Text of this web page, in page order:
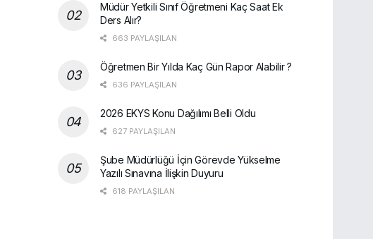
Müdür Yetkili Sınıf Öğretmeni Kaç Saat Ek
Ders Alır?
663 PAYLAŞILAN
Öğretmen Bir Yılda Kaç Gün Rapor Alabilir ?
636 PAYLAŞILAN
2026 EKYS Konu Dağılımı Belli Oldu
627 PAYLAŞILAN
Şube Müdürlüğü İçin Görevde Yükselme
Yazılı Sınavına İlişkin Duyuru
618 PAYLAŞILAN